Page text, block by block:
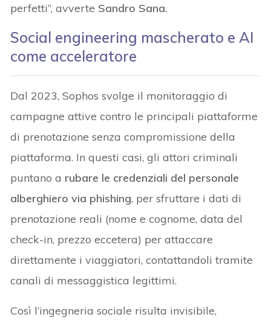
perfetti”, avverte Sandro Sana.
Social engineering mascherato e AI
come acceleratore
Dal 2023, Sophos svolge il monitoraggio di
campagne attive contro le principali piattaforme
di prenotazione senza compromissione della
piattaforma. In questi casi, gli attori criminali
puntano a rubare le credenziali del personale
alberghiero via phishing, per sfruttare i dati di
prenotazione reali (nome e cognome, data del
check-in, prezzo eccetera) per attaccare
direttamente i viaggiatori, contattandoli tramite
canali di messaggistica legittimi.
Così l’ingegneria sociale risulta invisibile,